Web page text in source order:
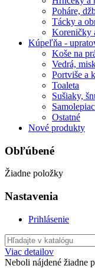
Poháre,
Tácky a
Koreničky
Kúpeľňa -
Koše na
Vedrá,
Portviše a
Toaleta
Sušiaky,
Ostatné
Nové produkty
Obľúbené
Žiadne položky
Nastavenia
Prihlásenie
Viac detailov
Neboli nájdené žiadne